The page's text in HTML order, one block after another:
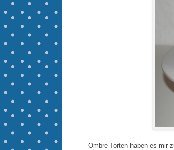
Ombre-Torten haben es mir